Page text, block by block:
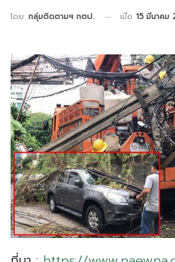
โดย กลุ่มติดตามฯ กตป. เมื่อ 15 มีนาคม